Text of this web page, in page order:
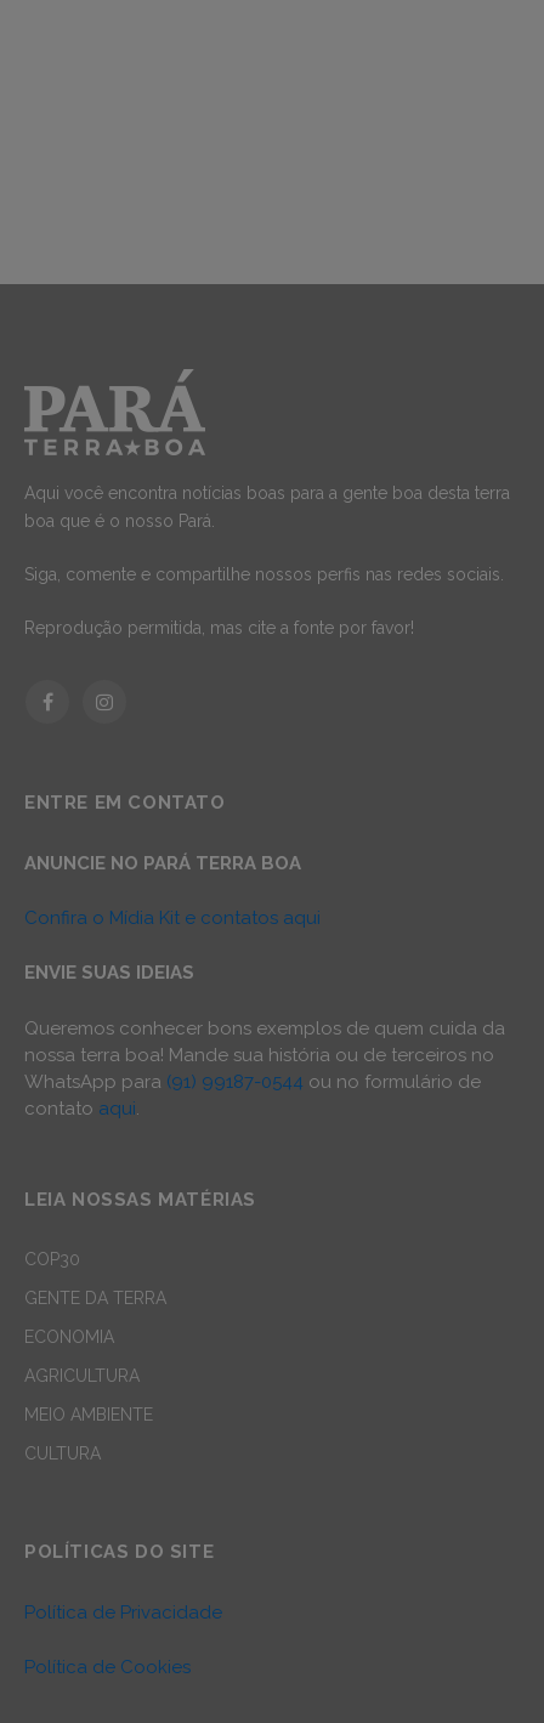
Aqui você encontra notícias boas para a gente boa desta terra
boa que é o nosso Pará.
Siga, comente e compartilhe nossos perfis nas redes sociais.
Reprodução permitida, mas cite a fonte por favor!
FacebookInstagram
ENTRE EM CONTATO
ANUNCIE NO PARÁ TERRA BOA
Confira o Mídia Kit e contatos aqui
ENVIE SUAS IDEIAS
Queremos conhecer bons exemplos de quem cuida da
nossa terra boa! Mande sua história ou de terceiros no
WhatsApp para (91) 99187-0544 ou no formulário de
contato aqui
LEIA NOSSAS MATÉRIAS
COP30
GENTE DA TERRA
ECONOMIA
AGRICULTURA
MEIO AMBIENTE
CULTURA
POLÍTICAS DO SITE
Política de Privacidade
Política de Cookies